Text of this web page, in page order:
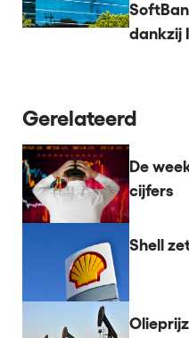
dankzij
Gerelateerd
De
cijfers
Shell